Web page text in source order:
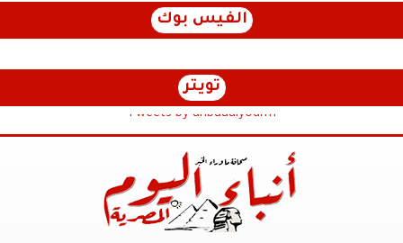
الفيس بوك
تويتر
Tweets by anbaaalyoum1